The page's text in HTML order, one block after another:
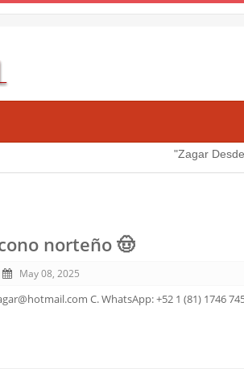
"Zagar Desde El Bar
norteño 🤠
May 08, 2025
C. WhatsApp: +52 1 (81) 1746